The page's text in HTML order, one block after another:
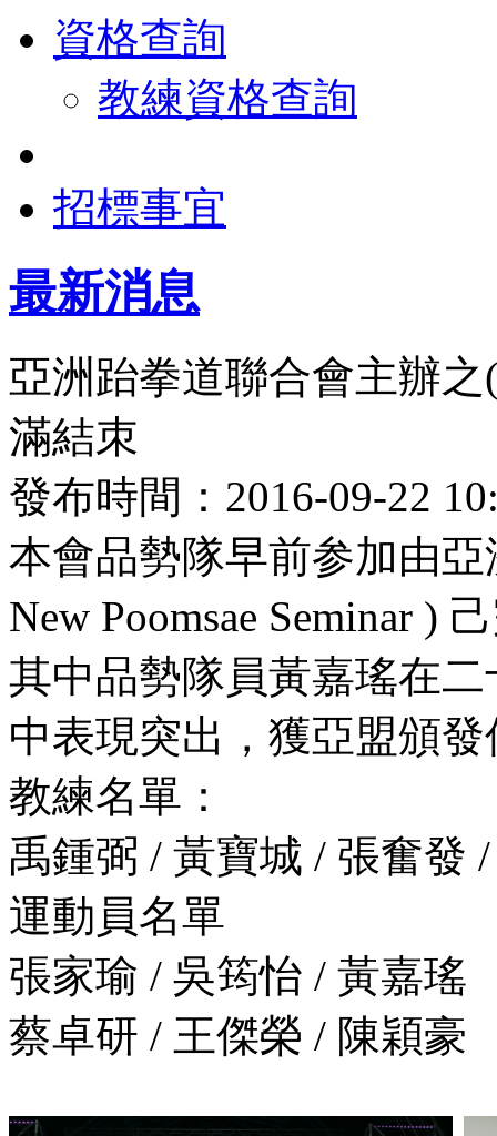
資格查詢
教練資格查詢
招標事宜
最新消息
亞洲跆拳道聯合會主辦之
滿結朿
發布時間：2016-09-22
本會品勢隊早前参加由
New Poomsae Seminar )
其中品勢隊員黃嘉瑤在
中表現突出，獲亞盟頒
教練名單：
禹鍾弼 / 黃寶城 / 張奮發
運動員名單
張家瑜 / 吳筠怡 / 黃嘉瑤
蔡卓研 / 王傑榮 / 陳穎豪